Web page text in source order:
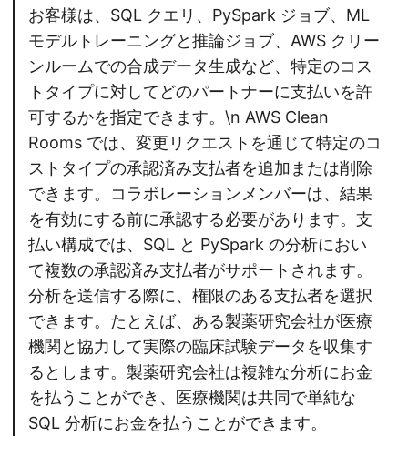
お客様は、SQL クエリ、PySpark ジョブ、ML
モデルトレーニングと推論ジョブ、AWS クリー
ンルームでの合成データ生成など、特定のコス
トタイプに対してどのパートナーに支払いを許
可するかを指定できます。\n AWS Clean
Rooms では、変更リクエストを通じて特定のコ
ストタイプの承認済み支払者を追加または削除
できます。コラボレーションメンバーは、結果
を有効にする前に承認する必要があります。支
払い構成では、SQL と PySpark の分析におい
て複数の承認済み支払者がサポートされます。
分析を送信する際に、権限のある支払者を選択
できます。たとえば、ある製薬研究会社が医療
機関と協力して実際の臨床試験データを収集す
るとします。製薬研究会社は複雑な分析にお金
を払うことができ、医療機関は共同で単純な
SQL 分析にお金を払うことができます。